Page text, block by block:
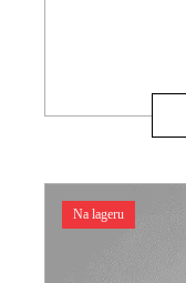
Na lageru